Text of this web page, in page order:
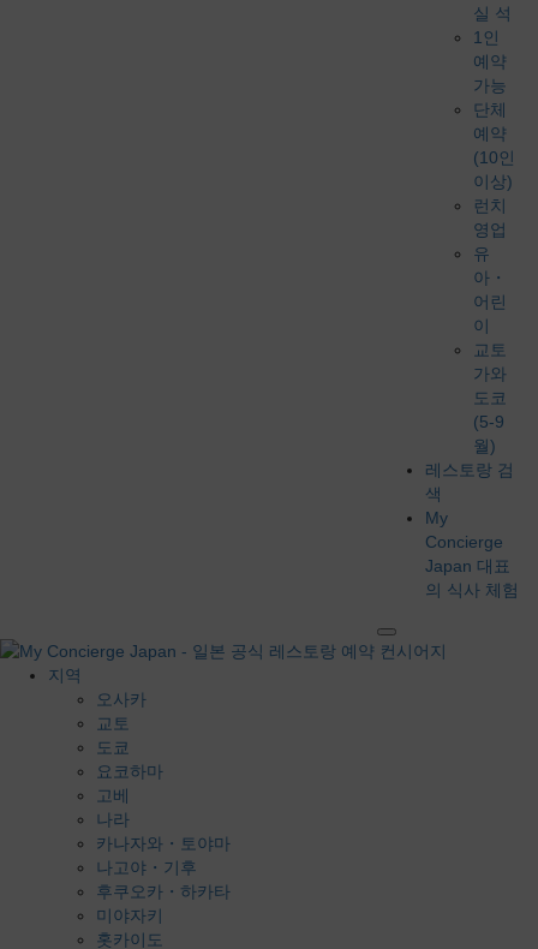
실 석
1인
예약
가능
단체
예약
(10인
이상)
런치
영업
유
아・
어린
이
교토
가와
도코
(5-9
월)
레스토랑 검
색
My
Concierge
Japan 대표
의 식사 체험
지역
오사카
교토
도쿄
요코하마
고베
나라
카나자와・토야마
나고야・기후
후쿠오카・하카타
미야자키
홋카이도